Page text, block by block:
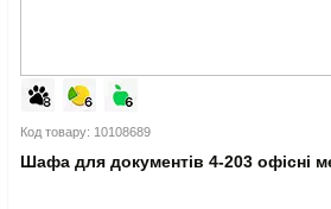
Код товару: 10108689
Шафа для документів 4-203 офісні